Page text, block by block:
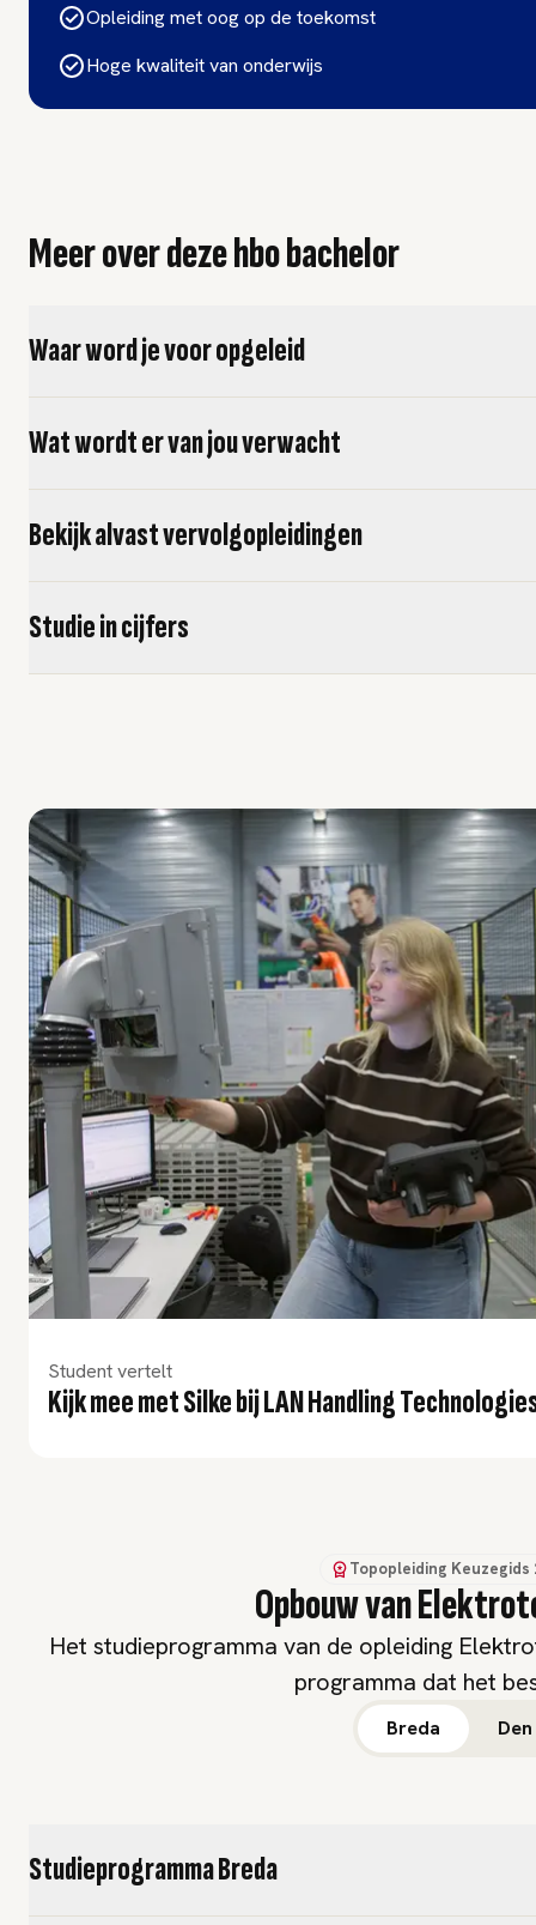
Opleiding met oog op de toekomst
Hoge kwaliteit van onderwijs
Meer over deze hbo bachelor
Waar word je voor opgeleid
Wat wordt er van jou verwacht
Bekijk alvast vervolgopleidingen
Studie in cijfers
overslaan
Student vertelt
Kijk mee met Silke bij LAN Handling
Topopleiding Keuzegids
Opbouw van
Het studieprogramma van de opleiding
programma dat het
Breda
Studieprogramma Breda